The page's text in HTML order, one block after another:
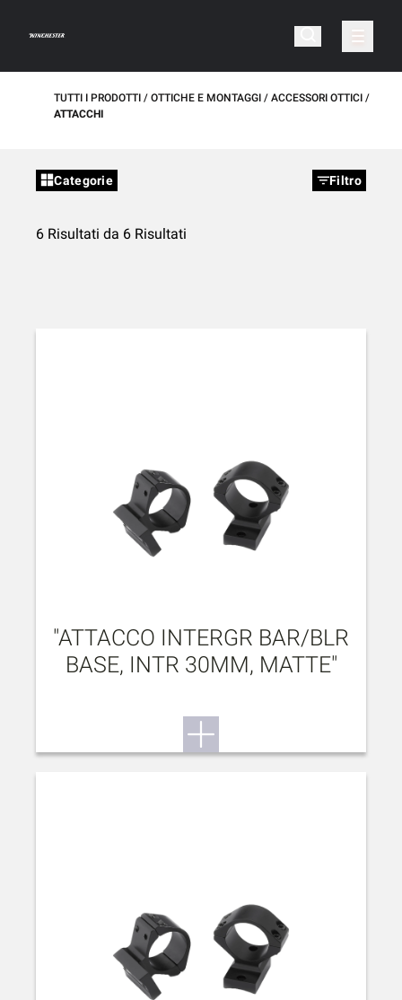
TUTTI I PRODOTTI OTTICHE E MONTAGGI
ACCESSORI OTTICI
ATTACCHI
Categorie Filtro
6 Risultati da 6 Risultati
"ATTACCO INTERGR BAR/BLR
BASE, INTR 30MM, MATTE"